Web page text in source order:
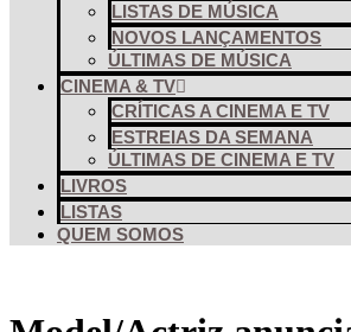
LISTAS DE MÚSICA
NOVOS LANÇAMENTOS
ÚLTIMAS DE MÚSICA
CINEMA & TV
CRÍTICAS A CINEMA E TV
ESTREIAS DA SEMANA
ÚLTIMAS DE CINEMA E TV
LIVROS
LISTAS
QUEM SOMOS